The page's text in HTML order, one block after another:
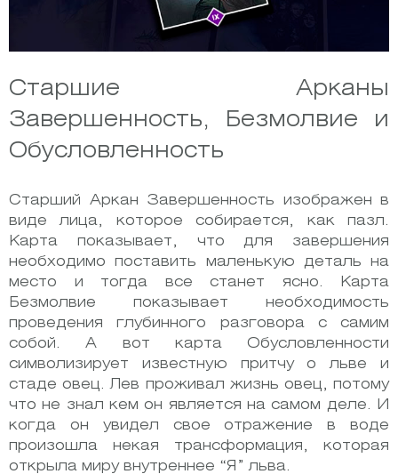
Старшие Арканы
Завершенность, Безмолвие и
Обусловленность
Старший Аркан Завершенность изображен в
виде лица, которое собирается, как пазл.
Карта показывает, что для завершения
необходимо поставить маленькую деталь на
место и тогда все станет ясно. Карта
Безмолвие показывает необходимость
проведения глубинного разговора с самим
собой. А вот карта Обусловленности
символизирует известную притчу о льве и
стаде овец. Лев проживал жизнь овец, потому
что не знал кем он является на самом деле. И
когда он увидел свое отражение в воде
произошла некая трансформация, которая
открыла миру внутреннее “Я” льва.